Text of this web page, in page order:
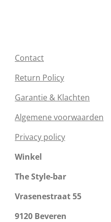
Contact
Return Policy
Garantie & Klachten
Algemene voorwaarden
Privacy policy
Winkel
The Style-bar
Vrasenestraat 55
9120 Beveren